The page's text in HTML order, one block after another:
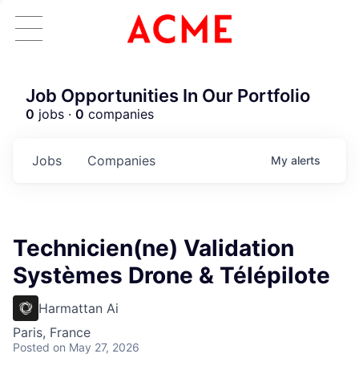
Job Opportunities In Our Portfolio
0 jobs · 0 companies
Jobs Companies My alerts
Technicien(ne) Validation
Systèmes Drone & Télépilote
Harmattan Ai
Paris, France
Posted on May 27, 2026